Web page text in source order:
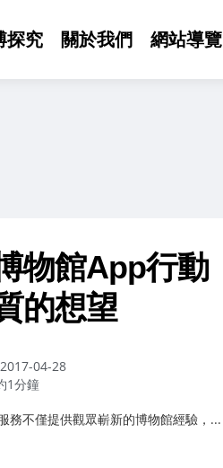
探究 關於我們 網站導覽
物館App行動
的想望
2017-04-28
1分鐘
務不僅提供觀眾嶄新的博物館經驗，...